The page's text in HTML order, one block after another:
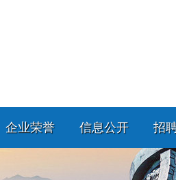
企业荣誉 信息公开 招